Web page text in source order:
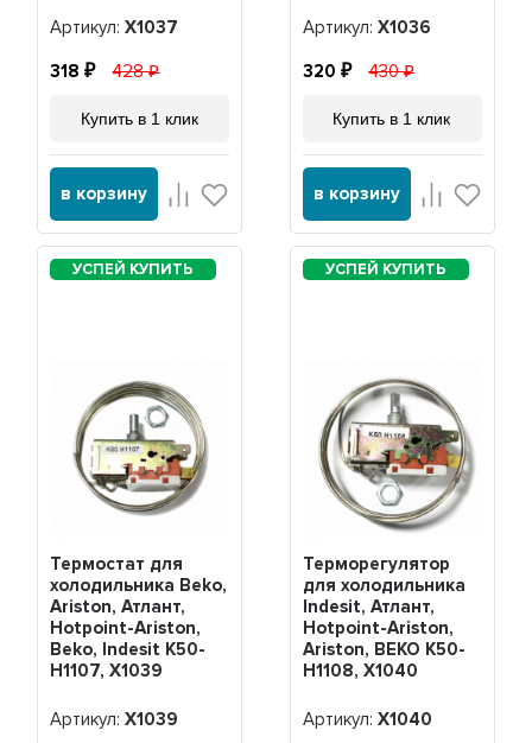
Артикул:Х1037
318 428
Купить в 1 клик
в корзину
Артикул: Х1036
320 430
Купить в 1 клик
в корзину
Термостат для
холодильника Beko,
Ariston, Атлант,
Hotpoint-Ariston,
Beko, Indesit K50-
H1107, Х1039
Артикул:Х1039
Терморегулятор
для холодильника
Indesit, Атлант,
Hotpoint-Ariston,
Ariston, BEKO K50-
H1108, Х1040
Артикул: Х1040